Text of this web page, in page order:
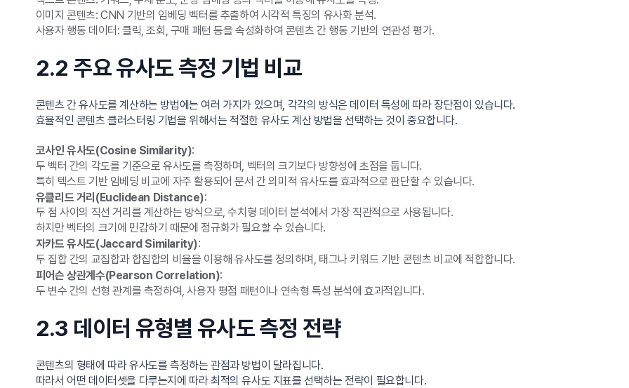
이미지 콘텐츠: CNN 기반의 임베딩 벡터를 추출하여 시각적 특징의 유사화 분석.
사용자 행동 데이터: 클릭, 조회, 구매 패턴 등을 속성화하여 콘텐츠 간 행동 기반의 연관성 평가.
2.2 주요 유사도 측정 기법 비교
콘텐츠 간 유사도를 계산하는 방법에는 여러 가지가 있으며, 각각의 방식은 데이터 특성에 따라 장단점이 있습니다.
효율적인 콘텐츠 클러스터링 기법을 위해서는 적절한 유사도 계산 방법을 선택하는 것이 중요합니다.
코사인 유사도(Cosine Similarity):
두 벡터 간의 각도를 기준으로 유사도를 측정하며, 벡터의 크기보다 방향성에 초점을 둡니다.
특히 텍스트 기반 임베딩 비교에 자주 활용되어 문서 간 의미적 유사도를 효과적으로 판단할 수 있습니다.
유클리드 거리(Euclidean Distance):
두 점 사이의 직선 거리를 계산하는 방식으로, 수치형 데이터 분석에서 가장 직관적으로 사용됩니다.
하지만 벡터의 크기에 민감하기 때문에 정규화가 필요할 수 있습니다.
자카드 유사도(Jaccard Similarity):
두 집합 간의 교집합과 합집합의 비율을 이용해 유사도를 정의하며, 태그나 키워드 기반 콘텐츠 비교에 적합합니다.
피어슨 상관계수(Pearson Correlation):
두 변수 간의 선형 관계를 측정하여, 사용자 평점 패턴이나 연속형 특성 분석에 효과적입니다.
2.3 데이터 유형별 유사도 측정 전략
콘텐츠의 형태에 따라 유사도를 측정하는 관점과 방법이 달라집니다.
따라서 어떤 데이터셋을 다루는지에 따라 최적의 유사도 지표를 선택하는 전략이 필요합니다.